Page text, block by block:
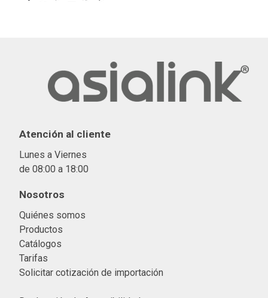
Atención al cliente
Lunes a Viernes
de 08:00 a 18:00
Nosotros
Quiénes somos
Productos
Catálogos
Tarifas
Solicitar cotización de importación